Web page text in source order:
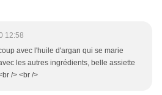
12:58
avec l'huile d'argan qui se marie
les autres ingrédients, belle assiette
/> <br />